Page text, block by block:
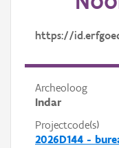
https://
Archeoloog
Indar
Projectcode(s)
2026D144 -